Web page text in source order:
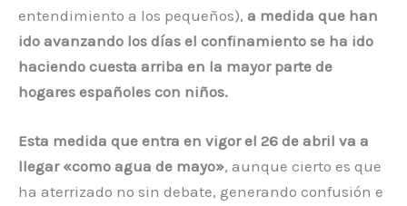
entendimiento a los pequeños), a medida que han
ido avanzando los días el confinamiento se ha ido
haciendo cuesta arriba en la mayor parte de
hogares españoles con niños.
Esta medida que entra en vigor el 26 de abril va a
llegar «como agua de mayo», aunque cierto es que
ha aterrizado no sin debate, generando confusión e